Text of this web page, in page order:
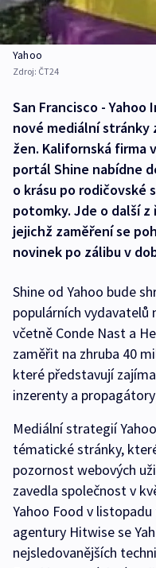
Yahoo
Zdroj: ČT24
San Francisco -
nové mediální stránky
žen. Kalifornská firma
portál Shine nabídne
o krásu po rodičovské
potomky. Jde o další
jejichž zaměření se
novinek po zálibu v
Shine od Yahoo bude
populárních
včetně Conde Nast a
zaměřit na zhruba 40
které představují
inzerenty a
Mediální strategií
tématické stránky,
pozornost webových
zavedla společnost v
Yahoo Food v
agentury Hitwise se
nejsledovanějších